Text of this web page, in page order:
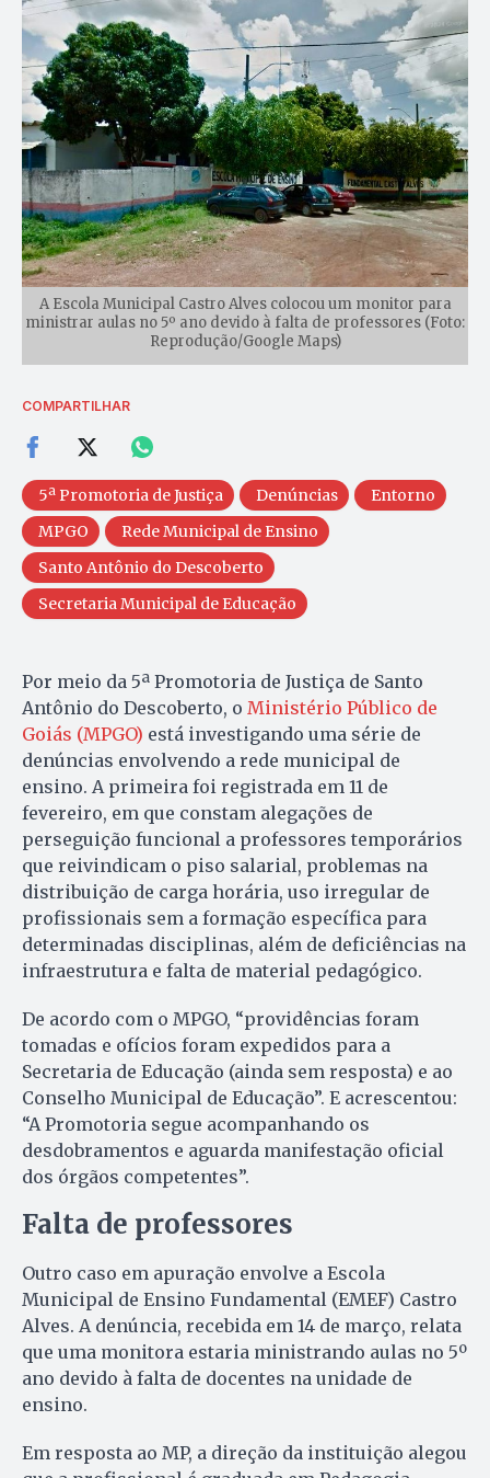
A Escola Municipal Castro Alves colocou um monitor para
ministrar aulas no 5º ano devido à falta de professores (Foto:
Reprodução/Google Maps)
COMPARTILHAR
5ª Promotoria de Justiça Denúncias
Entorno
MPGO
Rede Municipal de Ensino
Santo Antônio do Descoberto
Secretaria Municipal de Educação
Por meio da 5ª Promotoria de Justiça de Santo
Antônio do Descoberto, o Ministério Público de
Goiás (MPGO) está investigando uma série de
denúncias envolvendo a rede municipal de
ensino. A primeira foi registrada em 11 de
fevereiro, em que constam alegações de
perseguição funcional a professores temporários
que reivindicam o piso salarial, problemas na
distribuição de carga horária, uso irregular de
profissionais sem a formação específica para
determinadas disciplinas, além de deficiências na
infraestrutura e falta de material pedagógico.
De acordo com o MPGO, “providências foram
tomadas e ofícios foram expedidos para a
Secretaria de Educação (ainda sem resposta) e ao
Conselho Municipal de Educação”. E acrescentou:
“A Promotoria segue acompanhando os
desdobramentos e aguarda manifestação oficial
dos órgãos competentes”.
Falta de professores
Outro caso em apuração envolve a Escola
Municipal de Ensino Fundamental (EMEF) Castro
Alves. A denúncia, recebida em 14 de março, relata
que uma monitora estaria ministrando aulas no 5º
ano devido à falta de docentes na unidade de
ensino.
Em resposta ao MP, a direção da instituição alegou